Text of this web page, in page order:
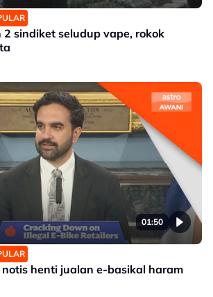
2 sindiket seludup vape, rokok
01:50
notis henti jualan e-basikal haram